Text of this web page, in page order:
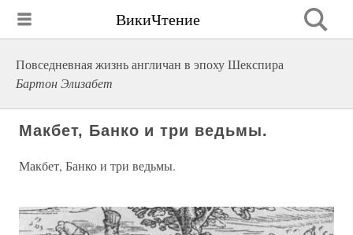
ВикиЧтение
Повседневная жизнь англичан в эпоху Шекспира
Бартон Элизабет
Макбет, Банко и три ведьмы.
Макбет, Банко и три ведьмы.